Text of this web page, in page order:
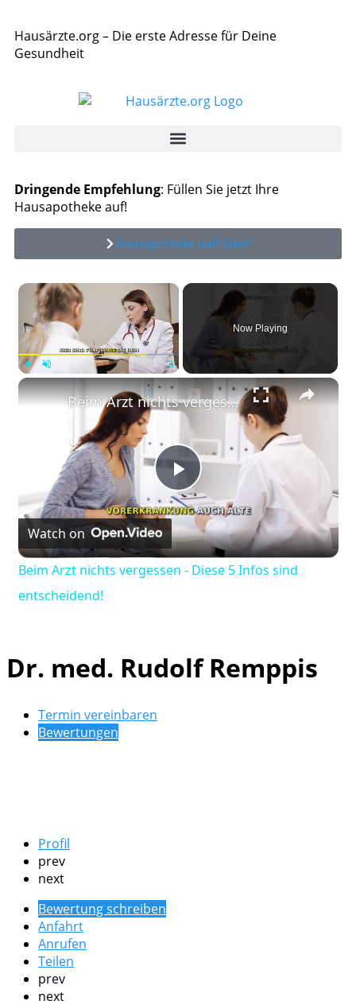
Hausärzte.org – Die erste Adresse für Deine
Gesundheit
Dringende Empfehlung: Füllen Sie jetzt Ihre
Hausapotheke auf!
Hausapotheke auffüllen*
×
Now Playing
×
Play
Video
Beim Arzt nichts vergessen - Diese 5 Infos sind entscheidend!
Watch on
Beim Arzt nichts vergessen - Diese 5 Infos sind
entscheidend!
Dr. med. Rudolf Remppis
Termin vereinbaren
Bewertungen
Profil
prev
next
Bewertung schreiben
Anfahrt
Anrufen
Teilen
prev
next